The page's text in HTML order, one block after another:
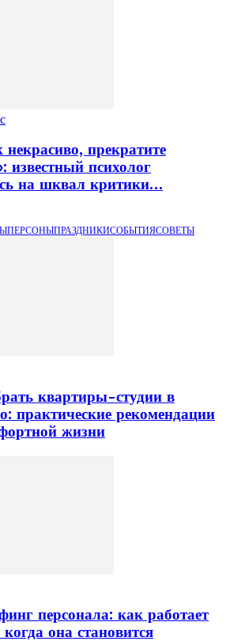
некрасиво, прекратите
известный психолог
на шквал критики…
ПЕРСОНЫПРАЗДНИКИСОБЫТИЯСОВЕТЫ
квартиры-студии в
практические рекомендации
жизни
персонала: как работает
когда она становится